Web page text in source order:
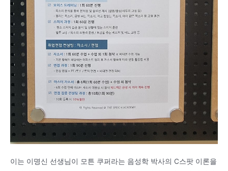
이는 이명신 선생님이 모튼 쿠퍼라는 음성학 박사의 C스팟 이론을